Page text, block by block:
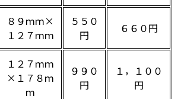
８９ｍｍ×
１２７ｍｍ
５５０
円
６６０円
１２７ｍｍ
×１７８ｍ
ｍ
９９０
円
１，１００
円